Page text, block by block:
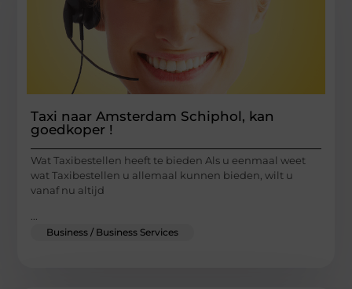
Taxi naar Amsterdam Schiphol, kan
goedkoper !
Wat Taxibestellen heeft te bieden Als u eenmaal weet
wat Taxibestellen u allemaal kunnen bieden, wilt u
vanaf nu altijd
Business / Business Services